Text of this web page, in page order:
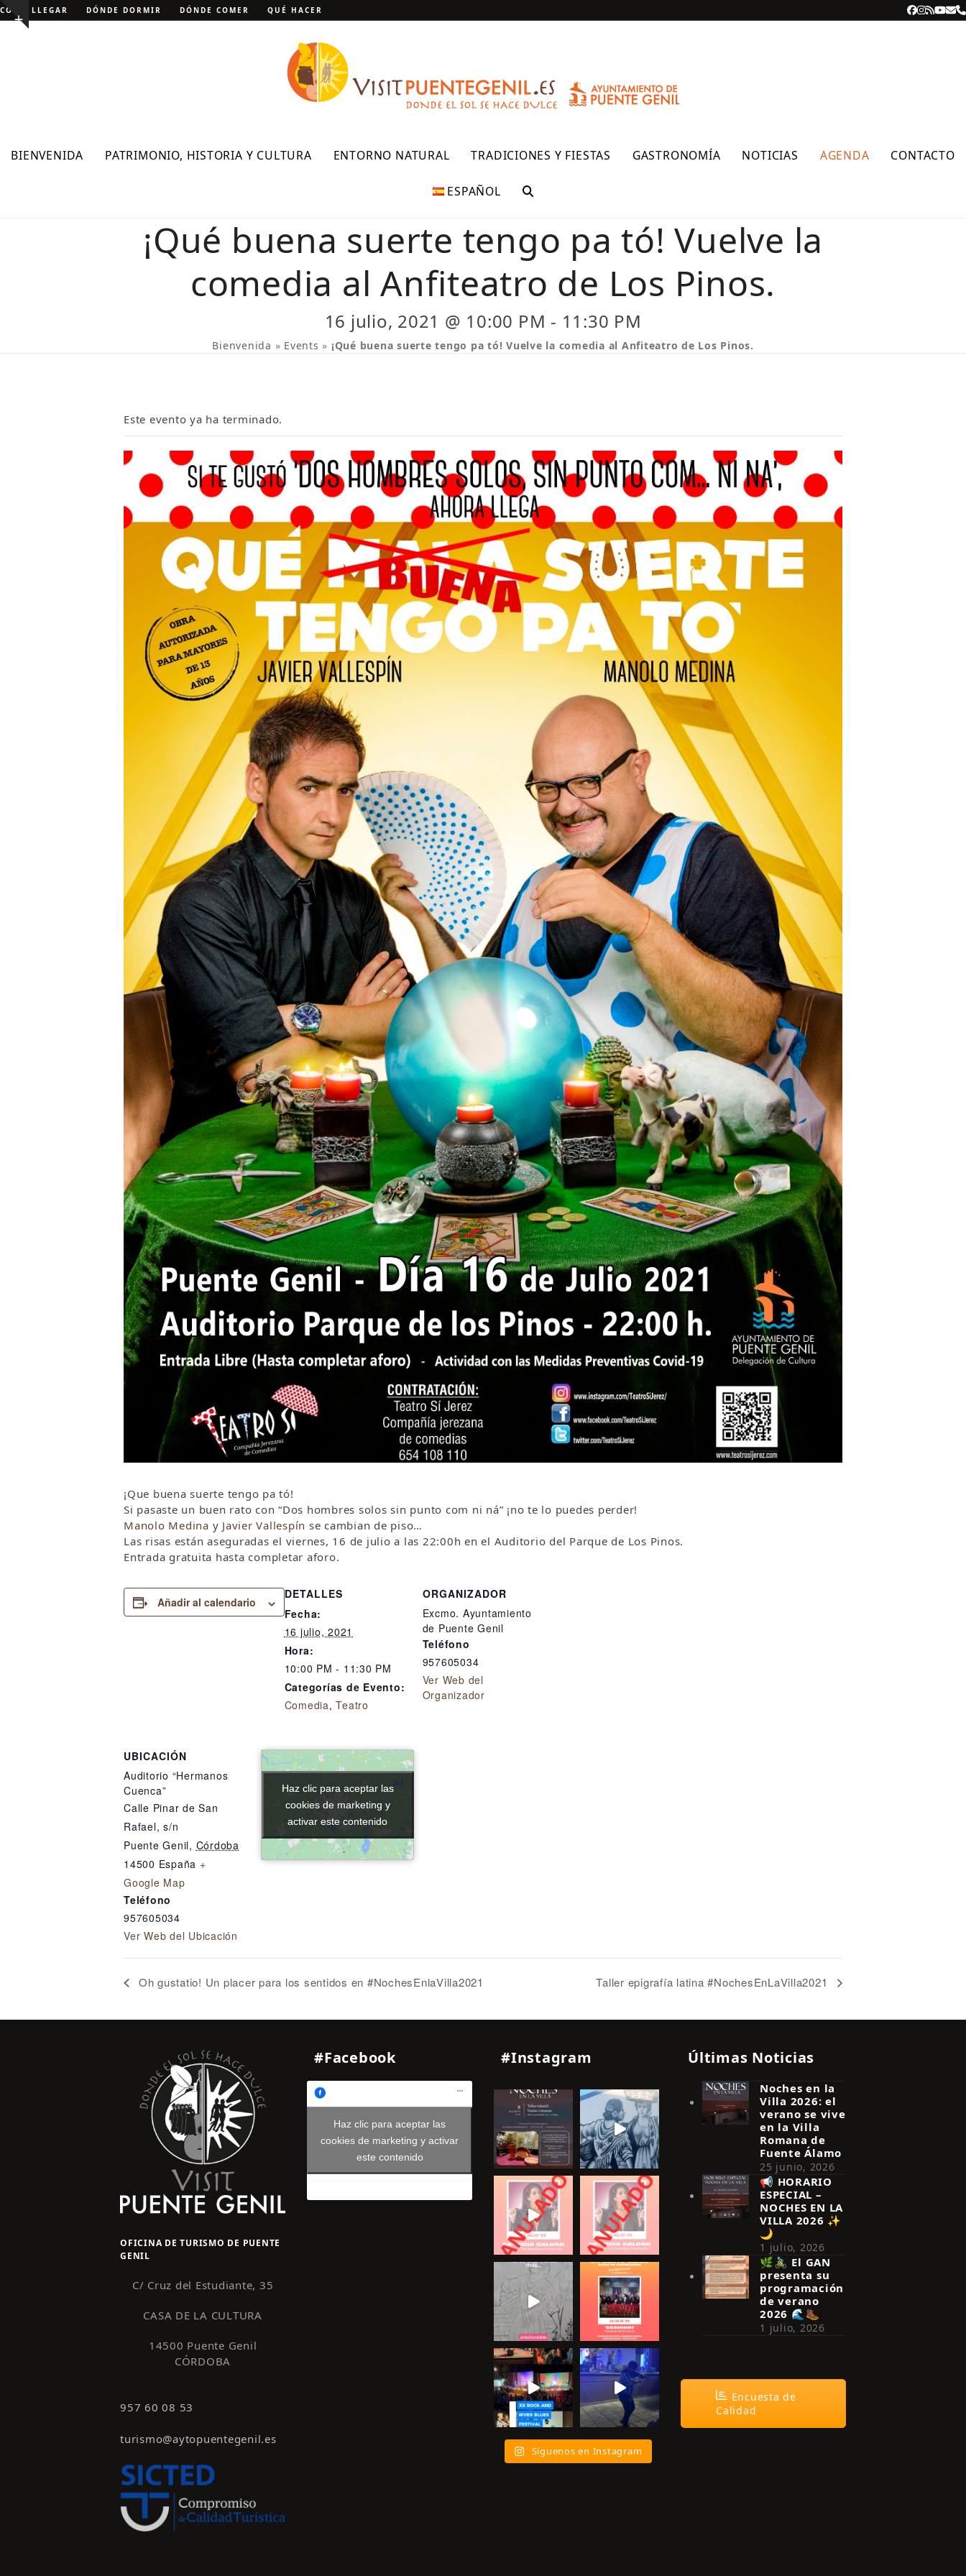
Skip
to Show
CÓMO LLEGAR DÓNDE DORMIR DÓNDE COMER QUÉ HACER Facebook
RSS
BIENVENIDA PATRIMONIO, HISTORIA Y CULTURA ENTORNO NATURAL TRADICIONES Y FIESTAS GASTRONOMÍA NOTICIAS AGENDA CONTACTO
ESPAÑOL
¡Qué buena suerte tengo pa tó! Vuelve la
comedia al Anfiteatro de Los Pinos.
16 julio, 2021 @ 10:00 PM - 11:30 PM
Bienvenida » Events » ¡Qué buena suerte tengo pa tó! Vuelve la comedia al Anfiteatro de Los Pinos.
Este evento ya ha terminado.
¡Que buena suerte tengo pa tó!
Si pasaste un buen rato con “Dos hombres solos sin punto com ni ná” ¡no te lo puedes perder!
Manolo Medina y Javier Vallespín se cambian de piso…
Las risas están aseguradas el viernes, 16 de julio a las 22:00h en el Auditorio del Parque de Los Pinos.
Entrada gratuita hasta completar aforo.
Añadir al calendario
DETALLES
Fecha:
16 julio, 2021
Hora:
10:00 PM - 11:30 PM
Categorías de Evento:
Comedia,Teatro
ORGANIZADOR
Excmo. Ayuntamiento
de Puente Genil
Teléfono
957605034
Ver Web del
Organizador
UBICACIÓN
Auditorio “Hermanos
Cuenca”
Calle Pinar de San
Rafael, s/n
Puente Genil, Córdoba
14500 España +
Google Map
Teléfono
957605034
Ver Web del Ubicación
Haz clic para aceptar las
cookies de marketing y
activar este contenido
Haz clic para aceptar las
cookies de marketing y
activar este contenido
Oh gustatio! Un placer para los sentidos en #NochesEnlaVilla2021 Taller epigrafía latina #NochesEnLaVilla2021
OFICINA DE TURISMO DE PUENTE
GENIL
C/ Cruz del Estudiante, 35
CASA DE LA CULTURA
14500 Puente Genil
CÓRDOBA
957 60 08 53
turismo@aytopuentegenil.es
#Facebook
Haz clic para aceptar las
cookies de marketing y activar
este contenido
#Instagram
Síguenos en Instagram
Últimas Noticias
Noches en la
Villa 2026: el
verano se vive
en la Villa
Romana de
Fuente Álamo
25 junio, 2026
📢 HORARIO
ESPECIAL –
NOCHES EN LA
VILLA 2026 ✨
🌙
1 julio, 2026
🌿🚴‍♂️ El GAN
presenta su
programación
de verano
2026 🌊🥾
1 julio, 2026
Encuesta de
Calidad